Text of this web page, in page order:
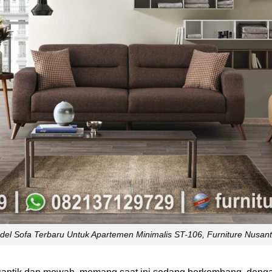
Sofa Terbaru Untuk Apartemen Minimalis ST-106, Furniture